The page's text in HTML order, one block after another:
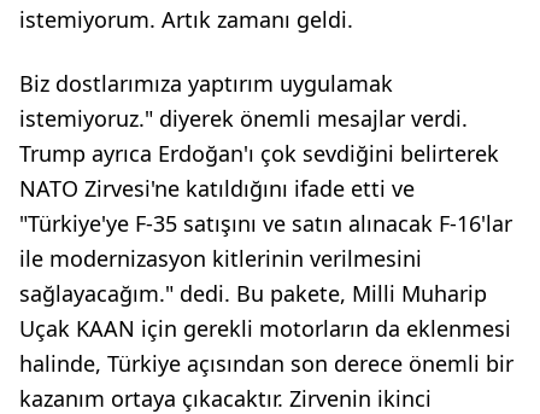
istemiyorum. Artık zamanı geldi.
Biz dostlarımıza yaptırım uygulamak
istemiyoruz." diyerek önemli mesajlar verdi.
Trump ayrıca Erdoğan'ı çok sevdiğini belirterek
NATO Zirvesi'ne katıldığını ifade etti ve
"Türkiye'ye F-35 satışını ve satın alınacak F-16'lar
ile modernizasyon kitlerinin verilmesini
sağlayacağım." dedi. Bu pakete, Milli Muharip
Uçak KAAN için gerekli motorların da eklenmesi
halinde, Türkiye açısından son derece önemli bir
kazanım ortaya çıkacaktır. Zirvenin ikinci